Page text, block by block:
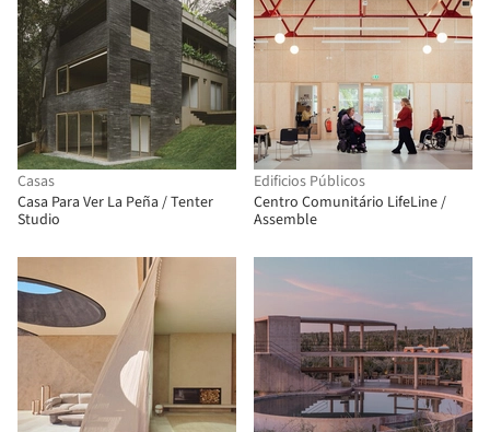
Casas
Casa Para Ver La Peña / Tenter
Studio
Edificios Públicos
Centro Comunitário LifeLine /
Assemble